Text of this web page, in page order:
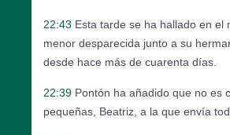
22:43 Esta tarde se ha hallado en el
menor desparecida junto a su
desde hace más de cuarenta días.
22:39 Pontón ha añadido que no es
pequeñas, Beatriz, a la que envía